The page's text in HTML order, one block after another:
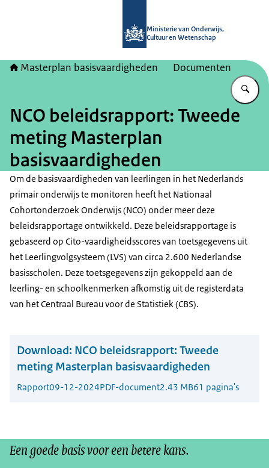
Ministerie van Onderwijs,
Cultuur en Wetenschap
Masterplan basisvaardigheden Documenten
NCO beleidsrapport: Tweede
meting Masterplan
basisvaardigheden
Om de basisvaardigheden van leerlingen in het Nederlands
primair onderwijs te monitoren heeft het Nationaal
Cohortonderzoek Onderwijs (NCO) onder meer deze
beleidsrapportage ontwikkeld. Deze beleidsrapportage is
gebaseerd op Cito-vaardigheidsscores van toetsgegevens uit
het Leerlingvolgsysteem (LVS) van circa 2.600 Nederlandse
basisscholen. Deze toetsgegevens zijn gekoppeld aan de
leerling- en schoolkenmerken afkomstig uit de registerdata
van het Centraal Bureau voor de Statistiek (CBS).
Download: NCO beleidsrapport: Tweede
meting Masterplan basisvaardigheden
Rapport09-12-2024PDF-document2.43 MB61 pagina's
Een goede basis voor een betere kans.